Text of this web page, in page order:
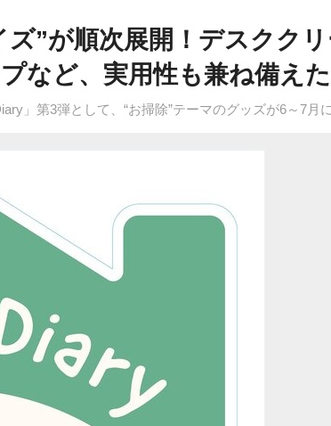
ズ”が順次展開！デスクク
など、実用性も兼ね備え
」第3弾として、“お掃除”テーマのグッズが6～7月